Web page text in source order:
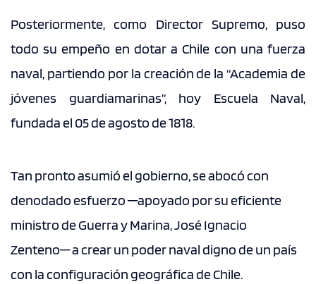
Posteriormente, como Director Supremo, puso
todo su empeño en dotar a Chile con una fuerza
naval, partiendo por la creación de la “Academia de
jóvenes guardiamarinas”, hoy Escuela Naval,
fundada el 05 de agosto de 1818.
Tan pronto asumió el gobierno, se abocó con
denodado esfuerzo ─apoyado por su eficiente
ministro de Guerra y Marina, José Ignacio
Zenteno─ a crear un poder naval digno de un país
con la configuración geográfica de Chile.